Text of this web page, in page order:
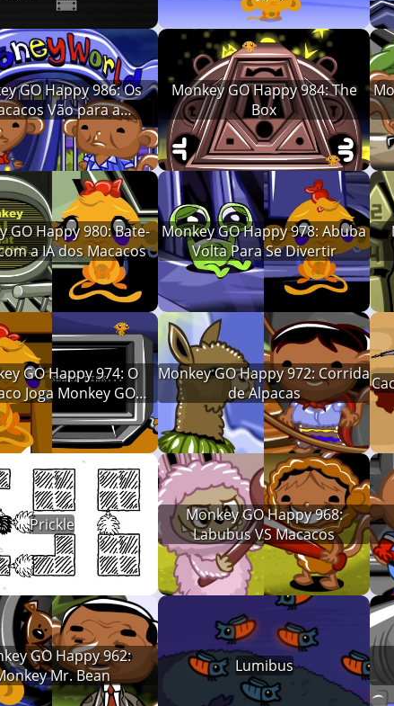
GO Happy 986: Os
Vão para a
Disneylândia
Monkey GO Happy 984: The
Box
GO Happy 980: Bate-
a IA dos Macacos
Monkey GO Happy 978: Abuba
Volta Para Se Divertir
GO Happy 974: O
Joga Monkey GO
Happy
Monkey GO Happy 972: Corrida
de Alpacas
Prickle
Monkey GO Happy 968:
Labubus VS Macacos
GO Happy 962:
Mr. Bean
Lumibus